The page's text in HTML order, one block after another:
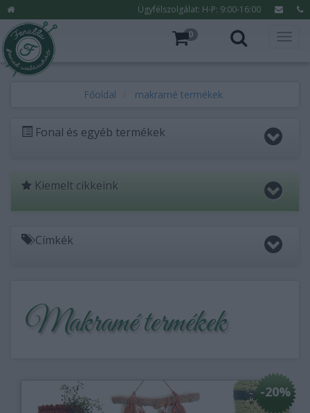
Ügyfélszolgálat: H-P: 9:00-16:00
0
Főoldal makramé termékek
Fonal és egyéb termékek
Kiemelt cikkeink
Címkék
Makramé termékek
-20%